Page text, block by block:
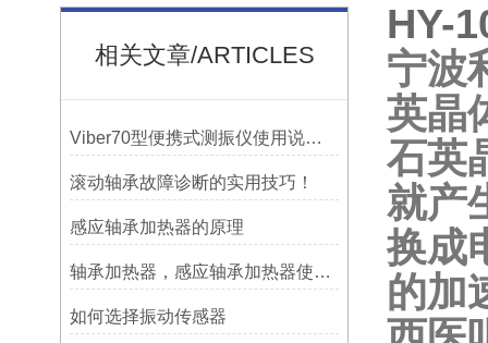
相关文章/ARTICLES
Viber70型便携式测振仪使用说明书-宁波市镇海利德仪器设备公司
滚动轴承故障诊断的实用技巧！
感应轴承加热器的原理
轴承加热器，感应轴承加热器使用常见问题总结！
如何选择振动传感器
HY-
宁波
英晶
石英
就产
换成
的加